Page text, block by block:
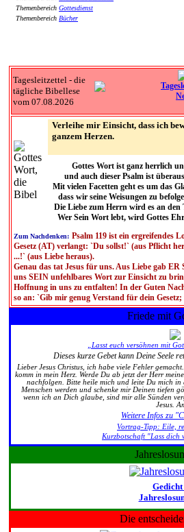
Themenbereich Gottesdienst
Themenbereich Bücher
Tagesleitzettel - die
tägliche Bibellese
vom 07.08.2026
Verleihe mir Einsicht, dass ich
ganzem Herzen.
Gottes Wort ist ganz herrlich
und auch dieser Psalm ist
Mit vielen Facetten geht es um das
dass wir seine Weisungen zu
Die Liebe zum Herrn wird es an den
Wer Sein Wort lebt, wird Gottes
Zum Nachdenken: Psalm 119 ist ein ergreifendes
Gesetz (AT) verlangt: `Du sollst!` (aus Pflicht
...!` (aus Liebe heraus).
Genau das tat Jesus für uns. Aus Liebe gab
uns SEIN unfehlbares Wort zur Einsicht zu
Hoffnung in uns zu entfalten! In der Guten
so an: `Gib mir genug Verstand für dein
Friede mit
„Lasst euch versöhnen mit
Dieses kurze Gebet kann Deine Seele
Lieber Jesus Christus, ich habe viele Fehler
komm in mein Herz. Werde Du ab jetzt der Herr
nachfolgen. Bitte heile mich und leite Du mich in
Menschen werden und schenke mir Deinen tiefen
wenn ich an Dich glaube, sind mir alle Sünden
Jesus.
Weitere Infos zu
Vortrag-Tipp: Eile,
Kurzbotschaft "Lass dich
Die